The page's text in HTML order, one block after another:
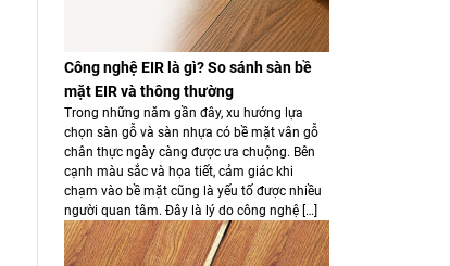
Công nghệ EIR là gì? So sánh sàn bề
mặt EIR và thông thường
Trong những năm gần đây, xu hướng lựa
chọn sàn gỗ và sàn nhựa có bề mặt vân gỗ
chân thực ngày càng được ưa chuộng. Bên
cạnh màu sắc và họa tiết, cảm giác khi
chạm vào bề mặt cũng là yếu tố được nhiều
người quan tâm. Đây là lý do công nghệ […]